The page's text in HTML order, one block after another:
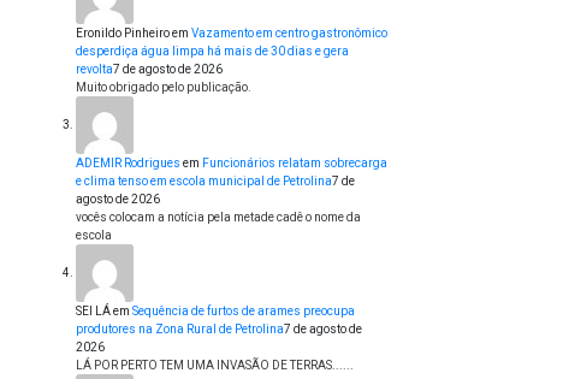
Eronildo Pinheiroem Vazamento em centro gastronômico
desperdiça água limpa há mais de 30 dias e gera
revolta7 de agosto de 2026
Muito obrigado pelo publicação.
ADEMIR Rodrigues em Funcionários relatam sobrecarga
e clima tenso em escola municipal de Petrolina7 de
agosto de 2026
vocês colocam a notícia pela metade cadê o nome da
escola
SEI LÁem Sequência de furtos de arames preocupa
produtores na Zona Rural de Petrolina7 de agosto de
2026
LÁ POR PERTO TEM UMA INVASÃO DE TERRAS......